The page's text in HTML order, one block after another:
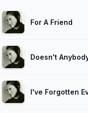
For A Friend
Doesn't
I've Forgotten